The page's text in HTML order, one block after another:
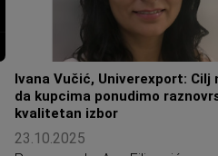
Ivana Vučić, Univerexport: Cilj
da kupcima ponudimo
kvalitetan izbor
23.10.2025